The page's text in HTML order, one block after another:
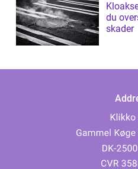
du
skader